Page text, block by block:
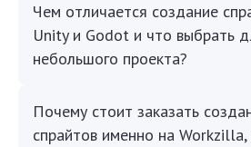
Чем отличается создание
Unity и Godot и что выбрать
небольшого проекта?
Почему стоит заказать
спрайтов именно на Workzilla,